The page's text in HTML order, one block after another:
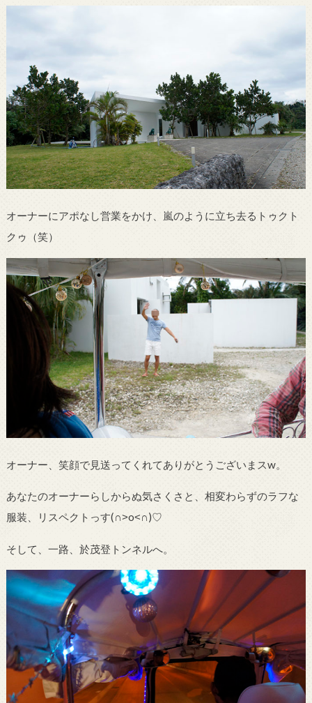
オーナーにアポなし営業をかけ、嵐のように立ち去るトゥクト
クゥ（笑）
オーナー、笑顔で見送ってくれてありがとうございまスw。
あなたのオーナーらしからぬ気さくさと、相変わらずのラフな
服装、リスペクトっす(∩˃o˂∩)♡
そして、一路、於茂登トンネルへ。